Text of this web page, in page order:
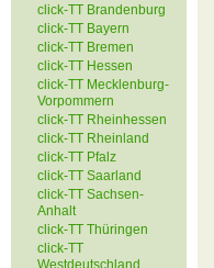
click-TT Brandenburg
click-TT Bayern
click-TT Bremen
click-TT Hessen
click-TT Mecklenburg-
Vorpommern
click-TT Rheinhessen
click-TT Rheinland
click-TT Pfalz
click-TT Saarland
click-TT Sachsen-
Anhalt
click-TT Thüringen
click-TT
Westdeutschland